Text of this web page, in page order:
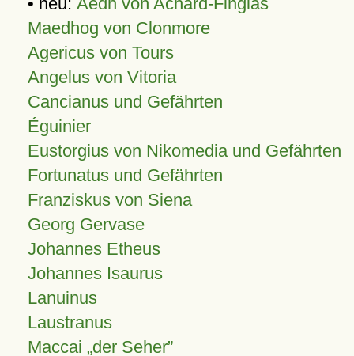
Maedhog von Clonmore
Agericus von Tours
Angelus von Vitoria
Cancianus und Gefährten
Éguinier
Eustorgius von Nikomedia und Gefährten
Fortunatus und Gefährten
Franziskus von Siena
Georg Gervase
Johannes Etheus
Johannes Isaurus
Lanuinus
Laustranus
Maccai „der Seher”